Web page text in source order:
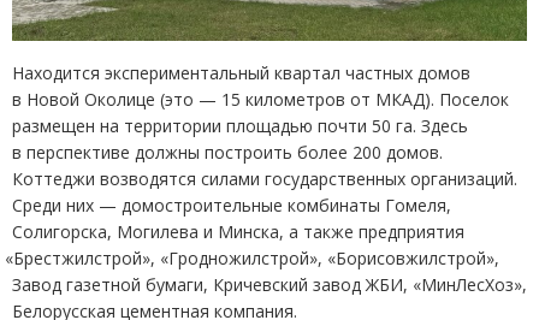
Находится экспериментальный квартал частных домов
в Новой Околице (это — 15 километров от МКАД). Поселок
размещен на территории площадью почти 50 га. Здесь
в перспективе должны построить более 200 домов.
Коттеджи возводятся силами государственных организаций.
Среди них — домостроительные комбинаты Гомеля,
Солигорска, Могилева и Минска, а также предприятия
«Брестжилстрой», «Гродножилстрой», «Борисовжилстрой»,
Завод газетной бумаги, Кричевский завод ЖБИ, «МинЛесХоз»,
Белорусская цементная компания.